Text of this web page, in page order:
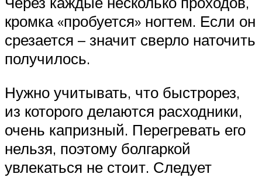
кромка «пробуется» ногтем. Если он
срезается – значит сверло наточить
получилось.
Нужно учитывать, что быстрорез,
из которого делаются расходники,
очень капризный. Перегревать его
нельзя, поэтому болгаркой
увлекаться не стоит. Следует